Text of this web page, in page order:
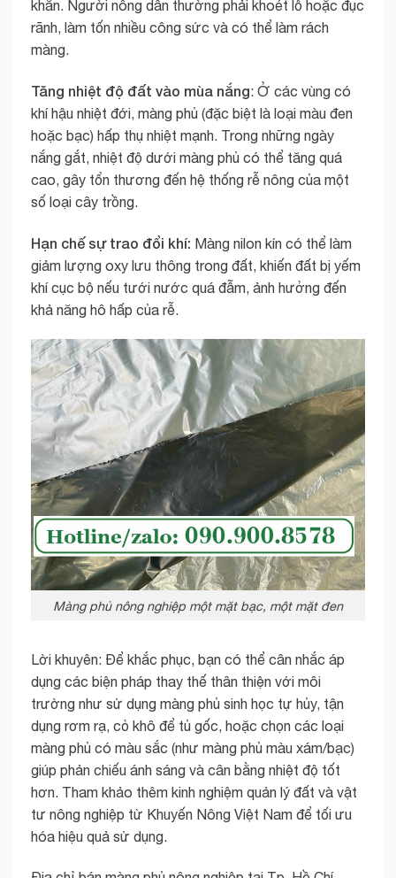
khăn. Người nông dân thường phải khoét lỗ hoặc đục
rãnh, làm tốn nhiều công sức và có thể làm rách
màng.
Tăng nhiệt độ đất vào mùa nắng: Ở các vùng có
khí hậu nhiệt đới, màng phủ (đặc biệt là loại màu đen
hoặc bạc) hấp thụ nhiệt mạnh. Trong những ngày
nắng gắt, nhiệt độ dưới màng phủ có thể tăng quá
cao, gây tổn thương đến hệ thống rễ nông của một
số loại cây trồng.
Hạn chế sự trao đổi khí: Màng nilon kín có thể làm
giảm lượng oxy lưu thông trong đất, khiến đất bị yếm
khí cục bộ nếu tưới nước quá đẫm, ảnh hưởng đến
khả năng hô hấp của rễ.
Màng phủ nông nghiệp một mặt bạc, một mặt đen
Lời khuyên: Để khắc phục, bạn có thể cân nhắc áp
dụng các biện pháp thay thế thân thiện với môi
trường như sử dụng màng phủ sinh học tự hủy, tận
dụng rơm rạ, cỏ khô để tủ gốc, hoặc chọn các loại
màng phủ có màu sắc (như màng phủ màu xám/bạc)
giúp phản chiếu ánh sáng và cân bằng nhiệt độ tốt
hơn. Tham khảo thêm kinh nghiệm quản lý đất và vật
tư nông nghiệp từ Khuyến Nông Việt Nam để tối ưu
hóa hiệu quả sử dụng.